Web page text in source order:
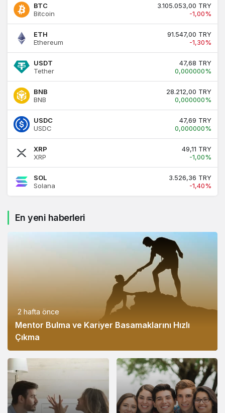
BTC
Bitcoin
3.105.053,00 TRY
-1,00%
ETH
Ethereum
91.547,00 TRY
-1,30%
USDT
Tether
47,68 TRY
0,000000%
BNB
BNB
28.212,00 TRY
0,000000%
USDC
USDC
47,69 TRY
0,000000%
XRP
XRP
49,11 TRY
-1,00%
SOL
Solana
3.526,36 TRY
-1,40%
En yeni haberleri
2 hafta önce
Mentor Bulma ve Kariyer Basamaklarını Hızlı
Çıkma